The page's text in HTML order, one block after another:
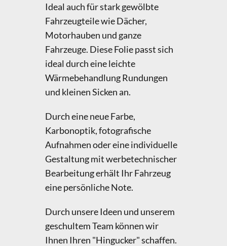
Ideal auch für stark gewölbte
Fahrzeugteile wie Dächer,
Motorhauben und ganze
Fahrzeuge. Diese Folie passt sich
ideal durch eine leichte
Wärmebehandlung Rundungen
und kleinen Sicken an.
Durch eine neue Farbe,
Karbonoptik, fotografische
Aufnahmen oder eine individuelle
Gestaltung mit werbetechnischer
Bearbeitung erhält Ihr Fahrzeug
eine persönliche Note.
Durch unsere Ideen und unserem
geschultem Team können wir
Ihnen Ihren "Hingucker" schaffen.